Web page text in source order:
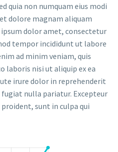
quia non numquam eius modi
dolore magnam aliquam
dolor amet, consectetur
tempor incididunt ut labore
ad minim veniam, quis
laboris nisi ut aliquip ex ea
irure dolor in reprehenderit
nulla pariatur. Excepteur
sunt in culpa qui